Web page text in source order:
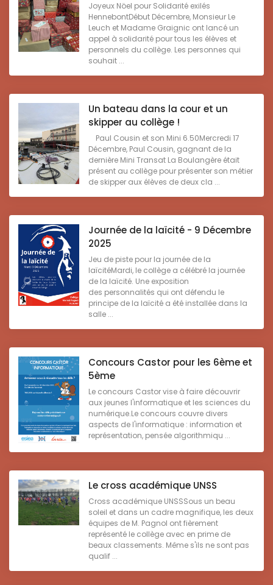
Joyeux Nöel pour Solidarité exilés
HennebontDébut Décembre, Monsieur Le
Leuch et Madame Graignic ont lancé un
appel à solidarité pour tous les élèves et
personnels du collège. Les personnes qui
souhait ...
Un bateau dans la cour et un
skipper au collège !
Paul Cousin et son Mini 6.50Mercredi 17
Décembre, Paul Cousin, gagnant de la
dernière Mini Transat La Boulangère était
présent au collège pour présenter son métier
de skipper aux élèves de deux cla ...
Journée de la laïcité - 9 Décembre
2025
Jeu de piste pour la journée de la
laïcitéMardi, le collège a célébré la journée
de la laïcité. Une exposition
des personnalités qui ont défendu le
principe de la laïcité a été installée dans la
salle ...
Concours Castor pour les 6ème et
5ème
Le concours Castor vise à faire découvrir
aux jeunes l'informatique et les sciences du
numérique.Le concours couvre divers
aspects de l'informatique : information et
représentation, pensée algorithmiqu ...
Le cross académique UNSS
Cross académique UNSSSous un beau
soleil et dans un cadre magnifique, les deux
équipes de M. Pagnol ont fièrement
représenté le collège avec en prime de
beaux classements. Même s'ils ne sont pas
qualif ...